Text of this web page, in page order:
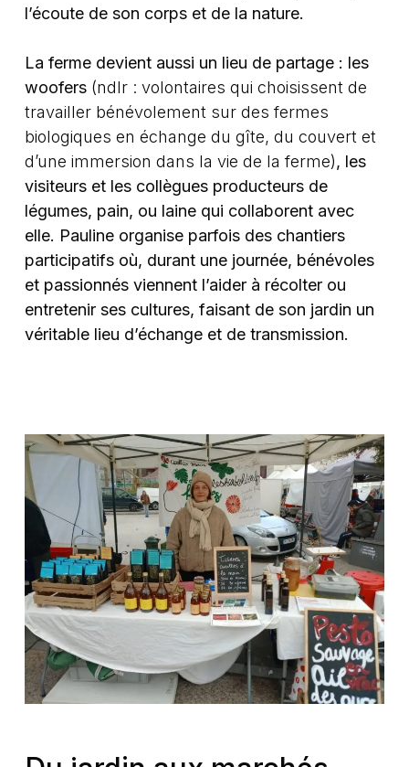
l’écoute de son corps et de la nature.
La ferme devient aussi un lieu de partage : les
woofers (ndlr : volontaires qui choisissent de
travailler bénévolement sur des fermes
biologiques en échange du gîte, du couvert et
d’une immersion dans la vie de la ferme), les
visiteurs et les collègues producteurs de
légumes, pain, ou laine qui collaborent avec
elle. Pauline organise parfois des chantiers
participatifs où, durant une journée, bénévoles
et passionnés viennent l’aider à récolter ou
entretenir ses cultures, faisant de son jardin un
véritable lieu d’échange et de transmission.